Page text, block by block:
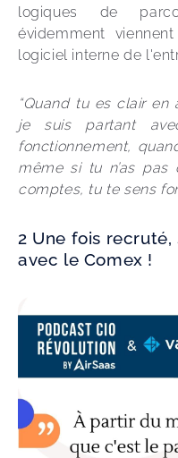
logiques de
évidemment
logiciel interne de
“Quand tu es clair
je suis partant
fonctionnement,
même si tu n’as
comptes, tu te sens
2 Une fois recruté,
avec le Comex !